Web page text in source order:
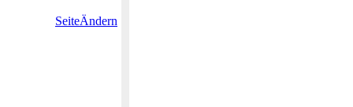
SeiteÄndern